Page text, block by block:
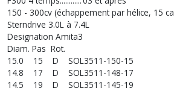
150 - 300cv (échappement par hélice, 15
Sterndrive 3.0L à 7.4L
Designation Amita3
Diam. Pas Rot.
15.0 15 D SOL3511-150-15
14.8 17 D SOL3511-148-17
14.5 19 D SOL3511-145-19